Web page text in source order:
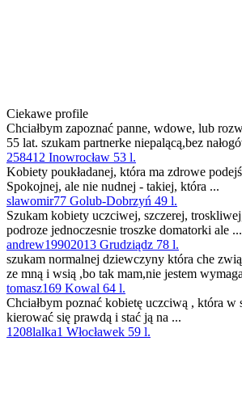
Ciekawe profile
Chciałbym zapoznać panne, wdowe, lub
55 lat. szukam partnerke niepalącą,bez
258412 Inowrocław 53 l.
Kobiety poukładanej, która ma zdrowe
Spokojnej, ale nie nudnej - takiej, która ...
slawomir77 Golub-Dobrzyń 49 l.
Szukam kobiety uczciwej, szczerej,
podroze jednoczesnie troszke domatorki ale ...
andrew19902013 Grudziądz 78 l.
szukam normalnej dziewczyny która che
ze mną i wsią ,bo tak mam,nie jestem
tomasz169 Kowal 64 l.
Chciałbym poznać kobietę uczciwą , która
kierować się prawdą i stać ją na ...
1208lalka1 Włocławek 59 l.